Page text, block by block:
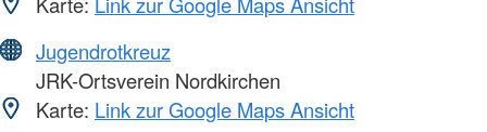
Jugendrotkreuz
JRK-Ortsverein Nordkirchen
Karte: Link zur Google Maps Ansicht